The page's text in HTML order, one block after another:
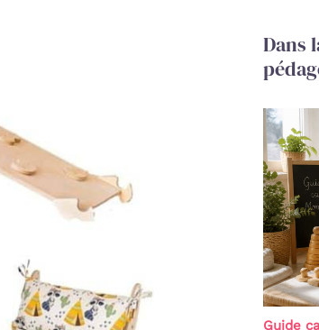
Dans
Guide